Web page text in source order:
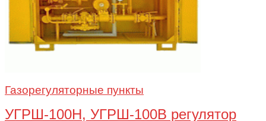
Газорегуляторные пункты
УГРШ-100Н, УГРШ-100В регулятор